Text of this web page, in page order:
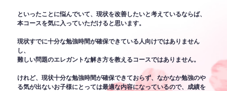
といったことに悩んでいて、現状を改善したいと考えているならば、
本コースを気に入っていただけると思います。
現状すでに十分な勉強時間が確保できている人向けではありません
し、
難しい問題のエレガントな解き方を教えるコースではありません。
けれど、現状十分な勉強時間が確保できておらず、なかなか勉強のや
る気が出ないお子様にとっては最適な内容になっているので、成績を